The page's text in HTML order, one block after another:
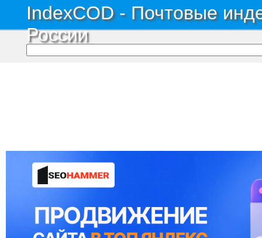
IndexCOD - Почтовые
России